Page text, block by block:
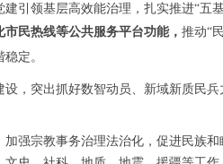
建引领基层高效能治理，扎实推进“五
市民热线等公共服务平台功能， 推动“
定。
设，突出抓好数智动员、新域新质民
强宗教事务治理法治化，促进民族